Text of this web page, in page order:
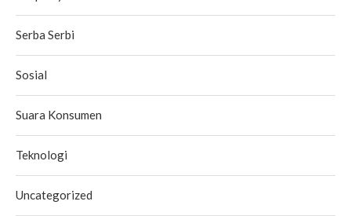
Serba Serbi
Sosial
Suara Konsumen
Teknologi
Uncategorized